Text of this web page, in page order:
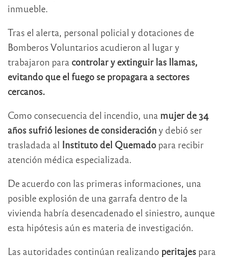
inmueble.
Tras el alerta, personal policial y dotaciones de
Bomberos Voluntarios acudieron al lugar y
trabajaron para controlar y extinguir las llamas,
evitando que el fuego se propagara a sectores
cercanos.
Como consecuencia del incendio, una mujer de 34
años sufrió lesiones de consideracióny debió ser
trasladada al Instituto del Quemado para recibir
atención médica especializada.
De acuerdo con las primeras informaciones, una
posible explosión de una garrafa dentro de la
vivienda habría desencadenado el siniestro, aunque
esta hipótesis aún es materia de investigación.
Las autoridades continúan realizando peritajes para